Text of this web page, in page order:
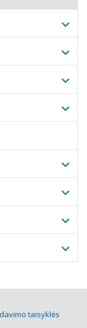
taisyklės